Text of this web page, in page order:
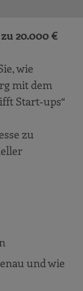
20.000 €
wie
mit dem
Start-ups“
zu
und wie